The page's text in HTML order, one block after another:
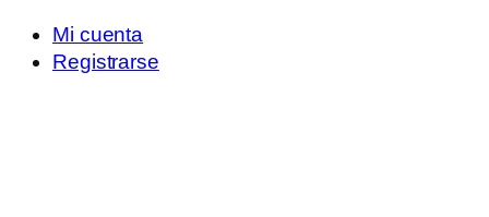
Mi cuenta
Registrarse